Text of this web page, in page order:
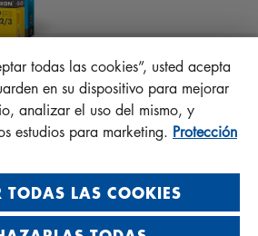
Poland
63-800 GOSTYŃ, POLAND
todas las cookies”, usted acepta
en su dispositivo para mejorar
analizar el uso del mismo, y
estudios para marketing. Protección
TODAS LAS COOKIES